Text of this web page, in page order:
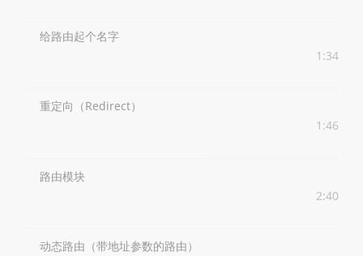
给路由起个名字
1:34
重定向（Redirect）
1:46
路由模块
2:40
动态路由（带地址参数的路由）